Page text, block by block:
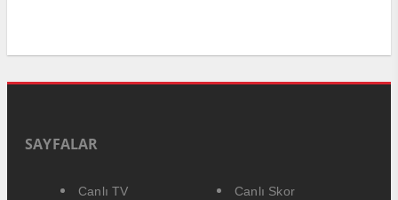
SAYFALAR
Canlı TV
Canlı Skor